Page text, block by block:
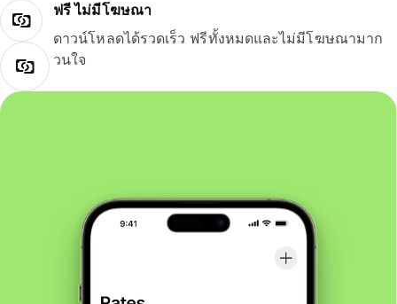
ฟรี ไม่มีโฆษณา
ดาวน์โหลดได้รวดเร็ว ฟรีทั้งหมดและไม่มีโฆษณามาก
วนใจ